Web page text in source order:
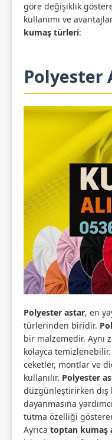
göre değişiklik
kullanımı ve
kumaş türleri:
Polyester
Polyester astar, en
türlerinden biridir.
bir malzemedir. Aynı
kolayca temizlenebilir.
ceketler, montlar ve
kullanılır. Polyester
düzgünleştirirken dış
dayanmasına
tutma özelliği
Ayrıca toptan kumaş